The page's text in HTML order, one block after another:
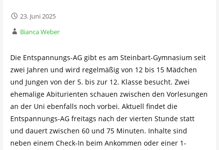
23. Juni 2025
Bianca Weber
Die Entspannungs-AG gibt es am Steinbart-Gymnasium seit
zwei Jahren und wird regelmäßig von 12 bis 15 Mädchen
und Jungen von der 5. bis zur 12. Klasse besucht. Zwei
ehemalige Abiturienten schauen zwischen den Vorlesungen
an der Uni ebenfalls noch vorbei. Aktuell findet die
Entspannungs-AG freitags nach der vierten Stunde statt
und dauert zwischen 60 und 75 Minuten. Inhalte sind
neben einem Check-In beim Ankommen oder einer 1-